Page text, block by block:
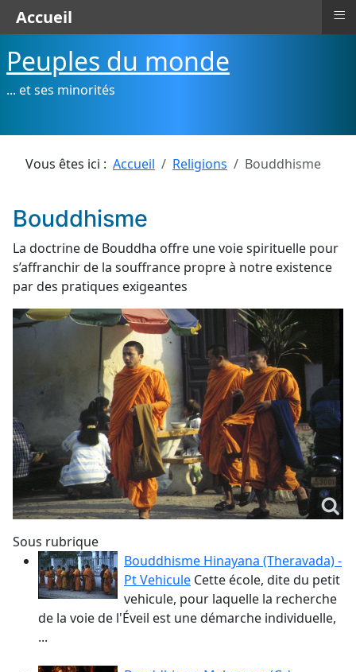
Peuples du monde
... et ses minorités
Vous êtes ici : Accueil Religions Bouddhisme
Bouddhisme
La doctrine de Bouddha offre une voie spirituelle pour
s’affranchir de la souffrance propre à notre existence
par des pratiques exigeantes
Sous rubrique
Bouddhisme Hinayana (Theravada) -
Pt Vehicule Cette école, dite du petit
vehicule, pour laquelle la recherche
de la voie de l'Éveil est une démarche individuelle,
...
Accueil ≡